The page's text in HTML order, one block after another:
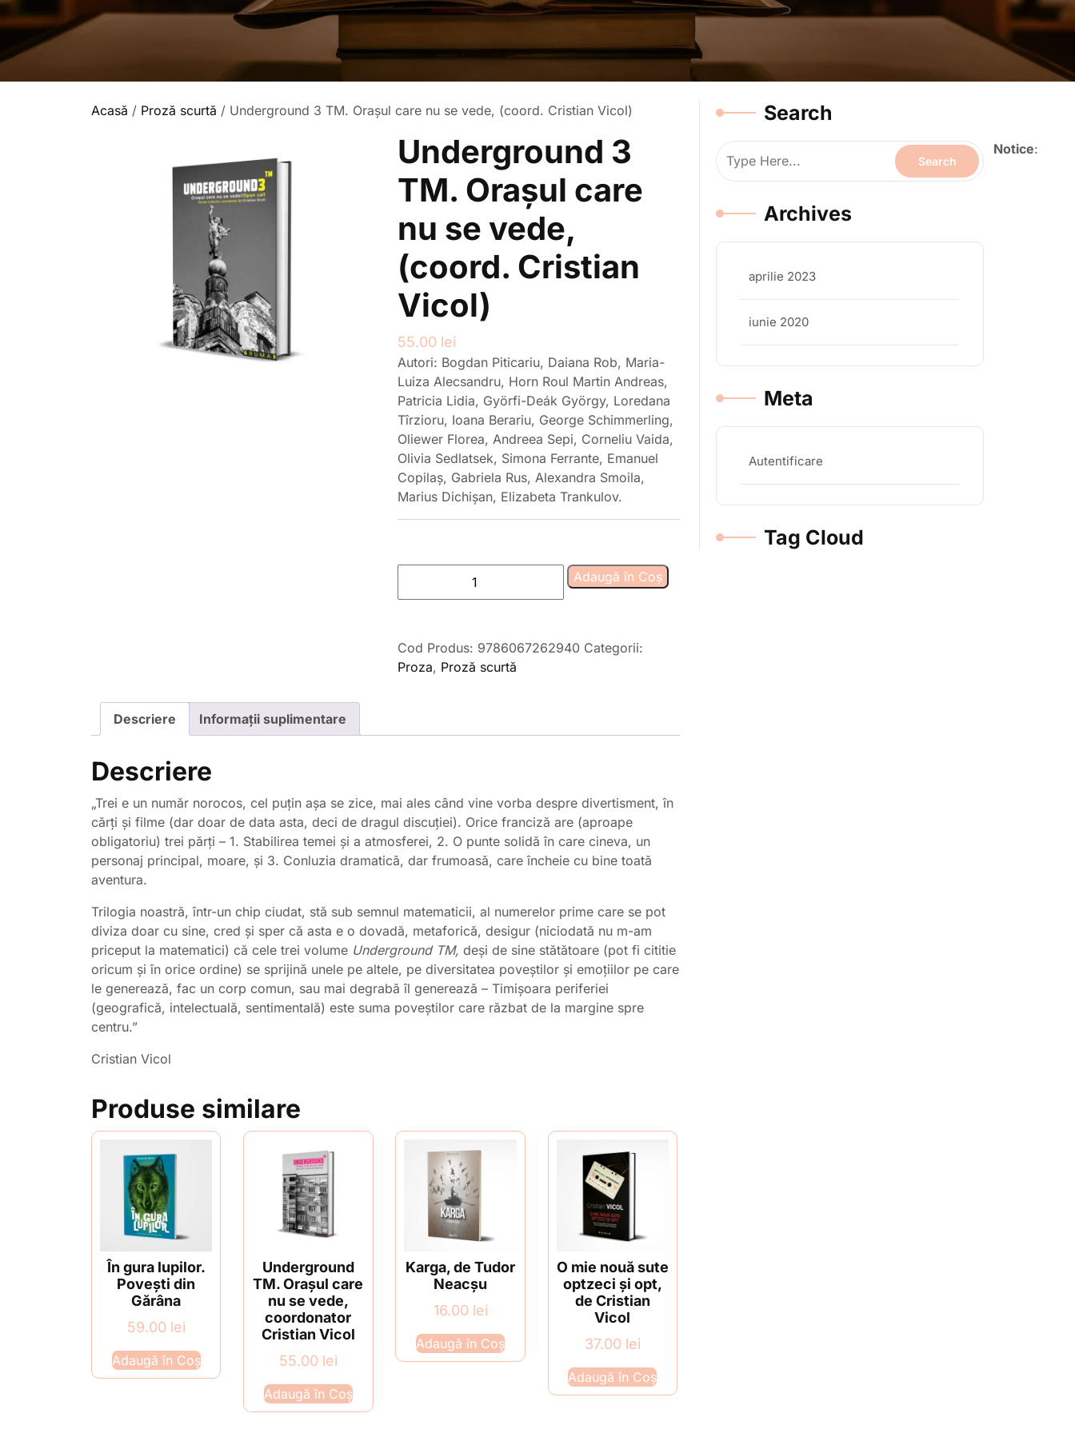
Acasă / Proză scurtă / Underground 3 TM. Orașul care nu se vede, (coord. Cristian Vicol)
Underground 3
TM. Orașul care
nu se vede,
(coord. Cristian
Vicol)
55.00 lei
Autori: Bogdan Piticariu, Daiana Rob, Maria-
Luiza Alecsandru, Horn Roul Martin Andreas,
Patricia Lidia, Györfi-Deák György, Loredana
Tîrzioru, Ioana Berariu, George Schimmerling,
Oliewer Florea, Andreea Sepi, Corneliu Vaida,
Olivia Sedlatsek, Simona Ferrante, Emanuel
Copilaș, Gabriela Rus, Alexandra Smoila,
Marius Dichișan, Elizabeta Trankulov.
Orașul
care
Adaugă în Coș
Cod Produs: 9786067262940 Categorii:
Proza, Proză scurtă
Descriere Informații suplimentare
Descriere
„Trei e un număr norocos, cel puțin așa se zice, mai ales când vine vorba despre divertisment, în
cărți și filme (dar doar de data asta, deci de dragul discuției). Orice franciză are (aproape
obligatoriu) trei părți – 1. Stabilirea temei și a atmosferei, 2. O punte solidă în care cineva, un
personaj principal, moare, și 3. Conluzia dramatică, dar frumoasă, care încheie cu bine toată
aventura.
Trilogia noastră, într-un chip ciudat, stă sub semnul matematicii, al numerelor prime care se pot
diviza doar cu sine, cred și sper că asta e o dovadă, metaforică, desigur (niciodată nu m-am
priceput la matematici) că cele trei volume Underground TM, deși de sine stătătoare (pot fi cititie
oricum și în orice ordine) se sprijină unele pe altele, pe diversitatea poveștilor și emoțiilor pe care
le generează, fac un corp comun, sau mai degrabă îl generează – Timișoara periferiei
(geografică, intelectuală, sentimentală) este suma poveștilor care răzbat de la margine spre
centru.”
Cristian Vicol
Produse similare
În gura lupilor.
Povești din
Gărâna
59.00 lei
Adaugă în Coș
Underground
TM. Orașul care
nu se vede,
coordonator
Cristian Vicol
55.00 lei
Adaugă în Coș
Karga, de Tudor
Neacșu
16.00 lei
Adaugă în Coș
O mie nouă sute
optzeci și opt,
de Cristian
Vicol
37.00 lei
Adaugă în Coș
Search
Archives
aprilie 2023
iunie 2020
Meta
Autentificare
Tag Cloud
Notice: